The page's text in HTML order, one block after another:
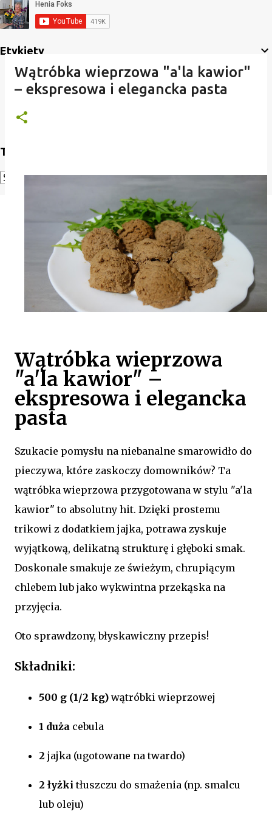
Etykiety
Translate
Wątróbka wieprzowa "a'la kawior"
– ekspresowa i elegancka pasta
Wątróbka wieprzowa
"a'la kawior" –
ekspresowa i elegancka
pasta
Szukacie pomysłu na niebanalne smarowidło do
pieczywa, które zaskoczy domowników? Ta
wątróbka wieprzowa przygotowana w stylu "a'la
kawior" to absolutny hit. Dzięki prostemu
trikowi z dodatkiem jajka, potrawa zyskuje
wyjątkową, delikatną strukturę i głęboki smak.
Doskonale smakuje ze świeżym, chrupiącym
chlebem lub jako wykwintna przekąska na
przyjęcia.
Oto sprawdzony, błyskawiczny przepis!
Składniki:
500 g (1/2 kg) wątróbki wieprzowej
1 duża cebula
2 jajka (ugotowane na twardo)
2 łyżki tłuszczu do smażenia (np. smalcu
lub oleju)